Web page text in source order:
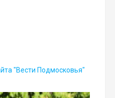
"Вести Подмосковья"